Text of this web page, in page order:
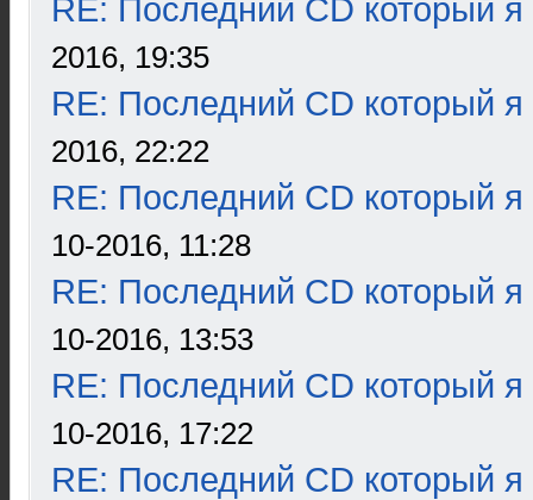
RE: Последний CD который я
2016, 19:35
RE: Последний CD который я
2016, 22:22
RE: Последний CD который я
10-2016, 11:28
RE: Последний CD который я
10-2016, 13:53
RE: Последний CD который я
10-2016, 17:22
RE: Последний CD который я